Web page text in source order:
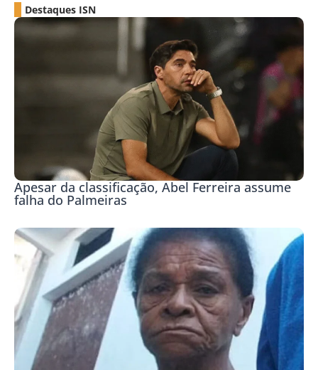
Destaques ISN
Apesar da classificação, Abel Ferreira assume
falha do Palmeiras